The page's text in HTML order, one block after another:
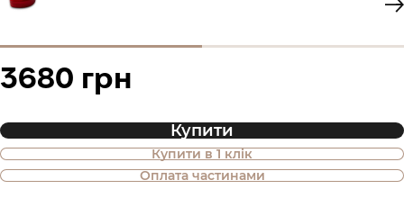
3680 грн
Купити
Купити в 1 клік
Оплата частинами
Також доступна покупка товару в
оплату частинами